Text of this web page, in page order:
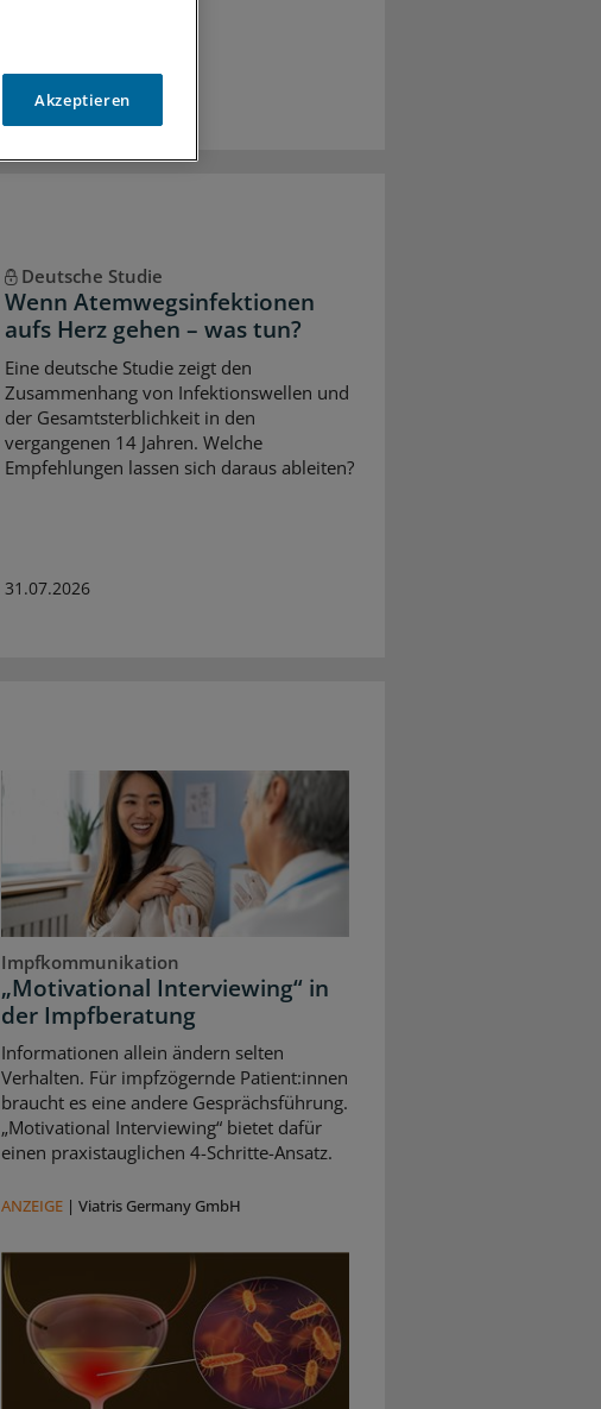
Deutsche Studie
Wenn Atemwegsinfektionen
aufs Herz gehen – was tun?
Eine deutsche Studie zeigt den
Zusammenhang von Infektionswellen und
der Gesamtsterblichkeit in den
vergangenen 14 Jahren. Welche
Empfehlungen lassen sich daraus ableiten?
31.07.2026
Impfkommunikation
„Motivational Interviewing“ in
der Impfberatung
Informationen allein ändern selten
Verhalten. Für impfzögernde Patient:innen
braucht es eine andere Gesprächsführung.
„Motivational Interviewing“ bietet dafür
einen praxistauglichen 4-Schritte-Ansatz.
ANZEIGE| Viatris Germany GmbH
Akzeptieren